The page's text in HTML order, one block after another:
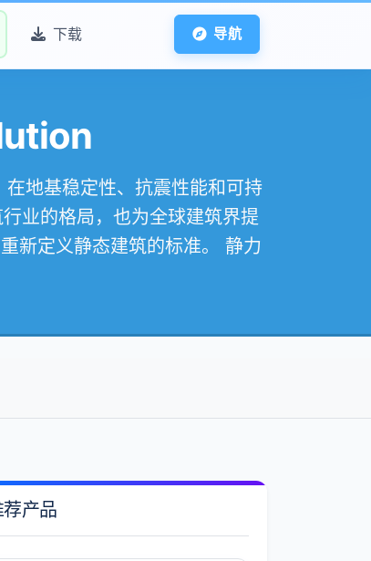
下载 导航
地基稳定性、抗震性能和可持
业的格局，也为全球建筑界提
新定义静态建筑的标准。 静力
产品